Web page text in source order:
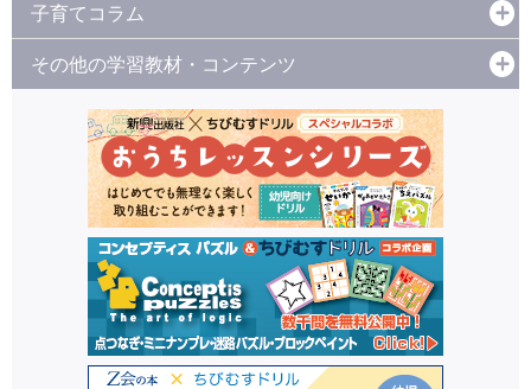
子育てコラム
その他の学習教材・コンテンツ